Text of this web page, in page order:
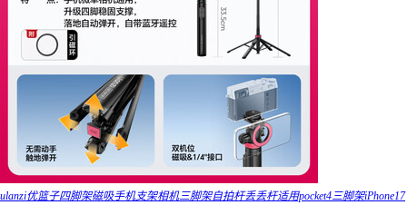
ulanzi优篮子四脚架磁吸手机支架相机三脚架自拍杆丢丢杆适用pocket4三脚架iPhone17